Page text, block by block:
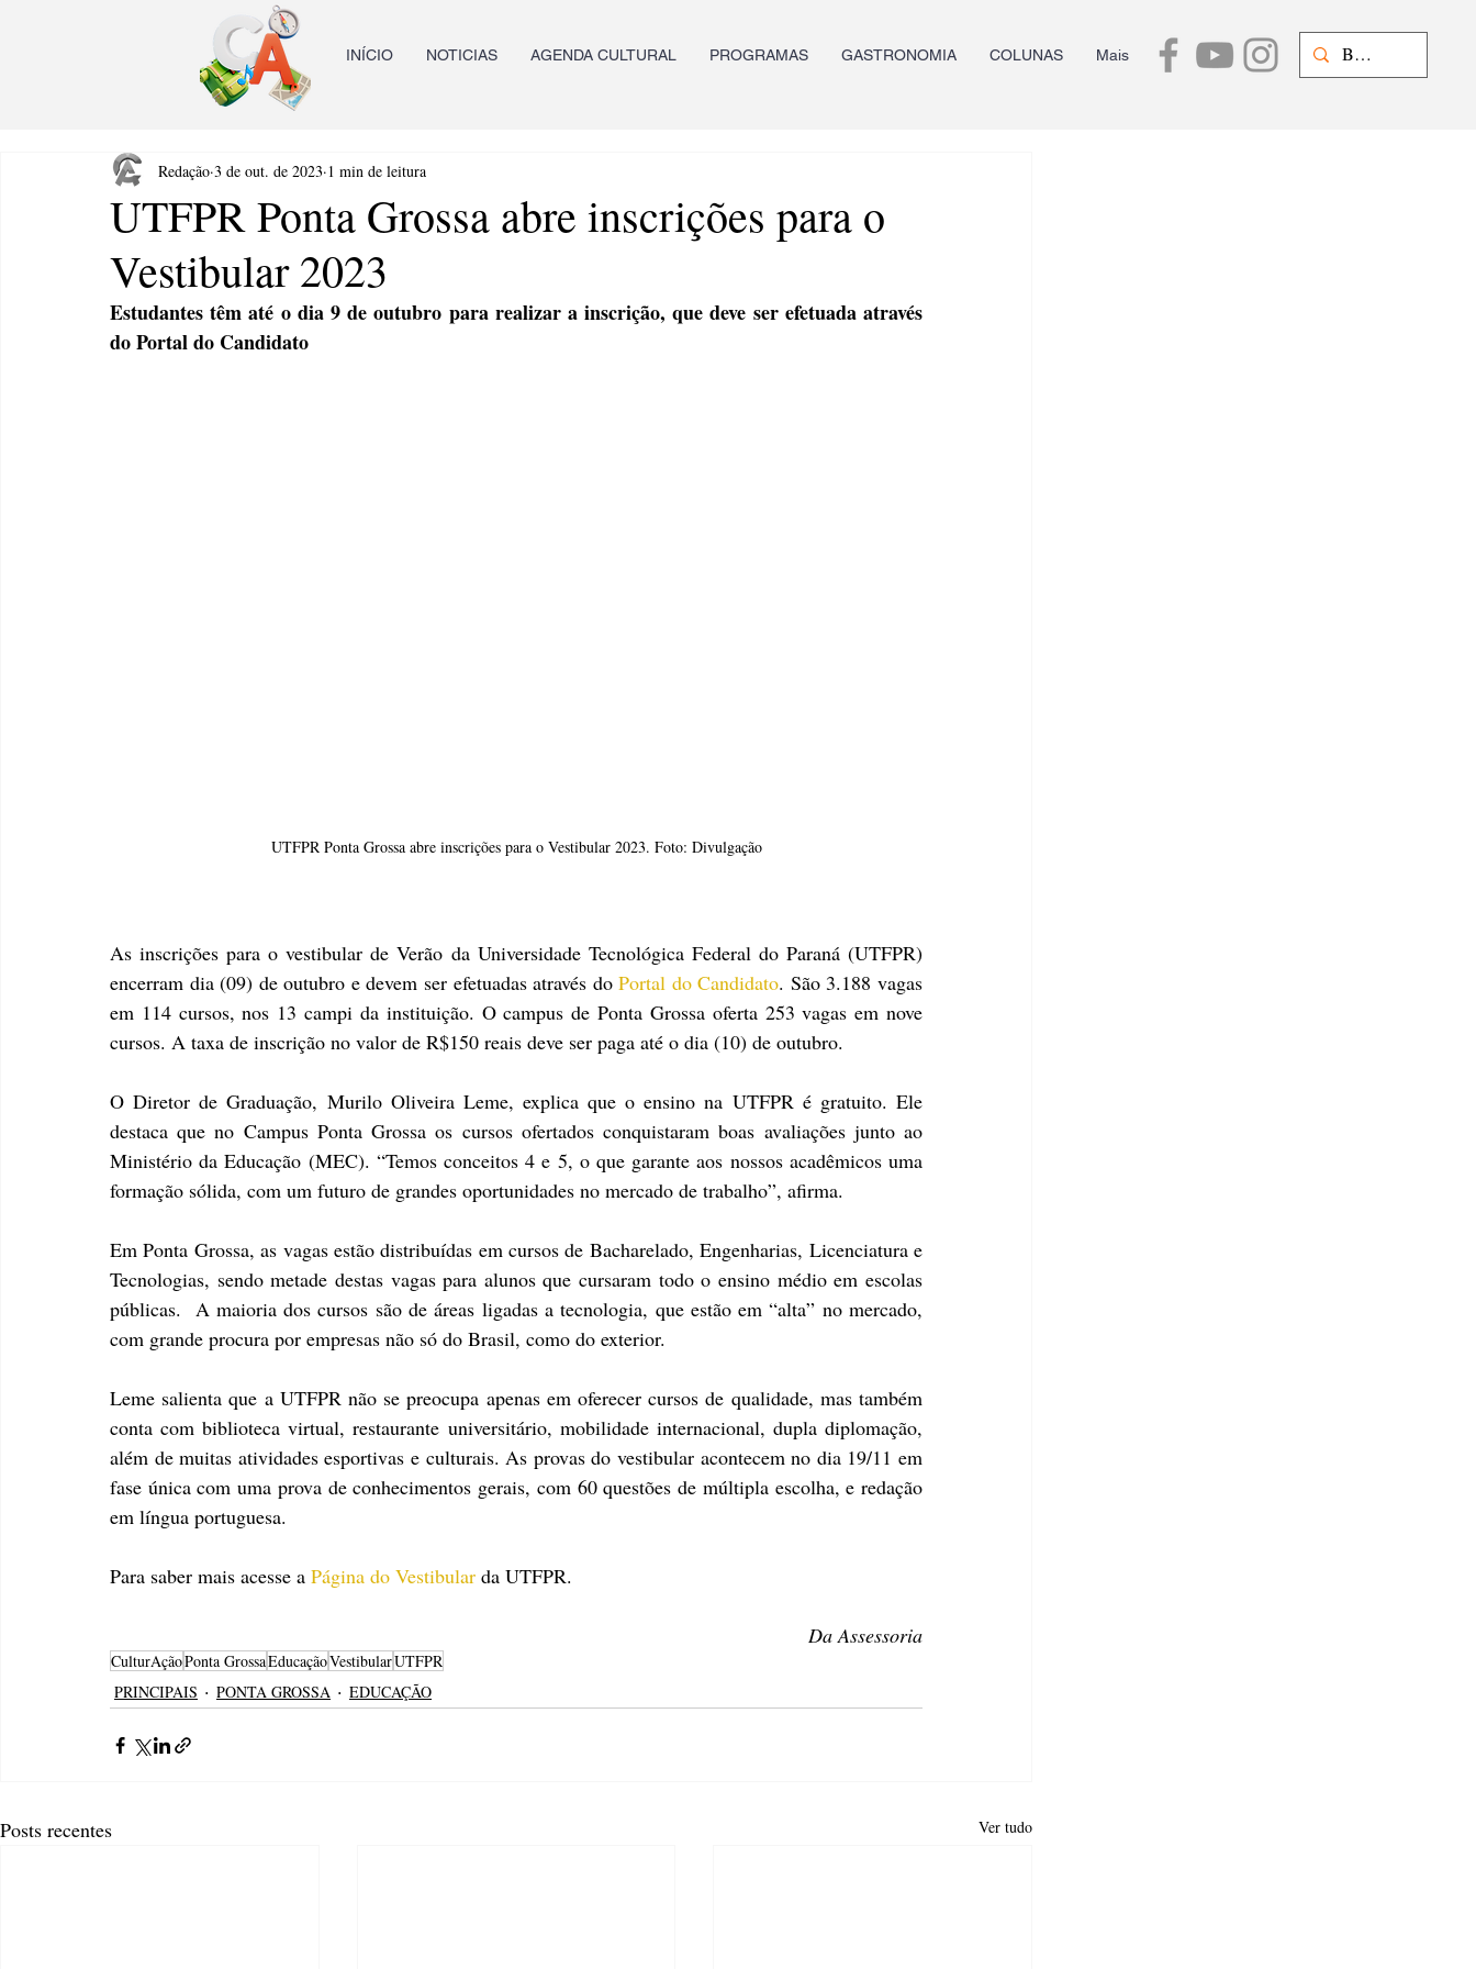
INÍCIO NOTICIAS AGENDA CULTURAL PROGRAMAS GASTRONOMIA COLUNAS Mais
UTFPR Ponta Grossa abre inscrições para o
Vestibular 2023
Redação 3 de out. de 2023 1 min de leitura
Estudantes têm até o dia 9 de outubro para realizar a inscrição, que deve ser efetuada através
do Portal do Candidato
UTFPR Ponta Grossa abre inscrições para o Vestibular 2023. Foto: Divulgação
As inscrições para o vestibular de Verão da Universidade Tecnológica Federal do Paraná (UTFPR)
encerram dia (09) de outubro e devem ser efetuadas através do Portal do Candidato. São 3.188 vagas
em 114 cursos, nos 13 campi da instituição. O campus de Ponta Grossa oferta 253 vagas em nove
cursos. A taxa de inscrição no valor de R$150 reais deve ser paga até o dia (10) de outubro.
O Diretor de Graduação, Murilo Oliveira Leme, explica que o ensino na UTFPR é gratuito. Ele
destaca que no Campus Ponta Grossa os cursos ofertados conquistaram boas avaliações junto ao
Ministério da Educação (MEC). “Temos conceitos 4 e 5, o que garante aos nossos acadêmicos uma
formação sólida, com um futuro de grandes oportunidades no mercado de trabalho”, afirma.
Em Ponta Grossa, as vagas estão distribuídas em cursos de Bacharelado, Engenharias, Licenciatura e
Tecnologias, sendo metade destas vagas para alunos que cursaram todo o ensino médio em escolas
públicas.  A maioria dos cursos são de áreas ligadas a tecnologia, que estão em “alta” no mercado,
com grande procura por empresas não só do Brasil, como do exterior.
Leme salienta que a UTFPR não se preocupa apenas em oferecer cursos de qualidade, mas também
conta com biblioteca virtual, restaurante universitário, mobilidade internacional, dupla diplomação,
além de muitas atividades esportivas e culturais. As provas do vestibular acontecem no dia 19/11 em
fase única com uma prova de conhecimentos gerais, com 60 questões de múltipla escolha, e redação
em língua portuguesa.
Para saber mais acesse a Página do Vestibular da UTFPR.
Da Assessoria
CulturAçãoPonta GrossaEducaçãoVestibularUTFPR
PRINCIPAIS
PONTA GROSSA EDUCAÇÃO
Posts recentes Ver tudo